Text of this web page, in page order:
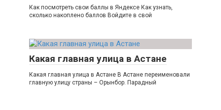
Как посмотреть свои баллы в Яндексе Как узнать,
сколько накоплено баллов Войдите в свой
Какая главная улица в Астане
Какая главная улица в Астане В Астане переименовали
главную улицу страны – Орынбор. Парадный